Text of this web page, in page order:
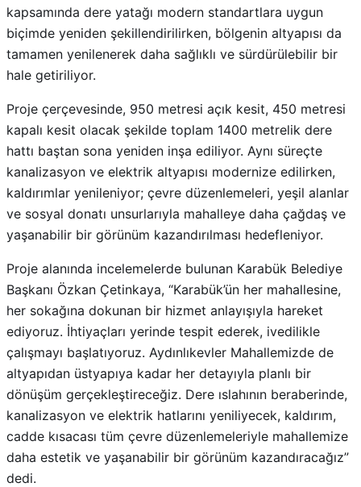
kapsamında dere yatağı modern standartlara uygun
biçimde yeniden şekillendirilirken, bölgenin altyapısı da
tamamen yenilenerek daha sağlıklı ve sürdürülebilir bir
hale getiriliyor.
Proje çerçevesinde, 950 metresi açık kesit, 450 metresi
kapalı kesit olacak şekilde toplam 1400 metrelik dere
hattı baştan sona yeniden inşa ediliyor. Aynı süreçte
kanalizasyon ve elektrik altyapısı modernize edilirken,
kaldırımlar yenileniyor; çevre düzenlemeleri, yeşil alanlar
ve sosyal donatı unsurlarıyla mahalleye daha çağdaş ve
yaşanabilir bir görünüm kazandırılması hedefleniyor.
Proje alanında incelemelerde bulunan Karabük Belediye
Başkanı Özkan Çetinkaya, “Karabük’ün her mahallesine,
her sokağına dokunan bir hizmet anlayışıyla hareket
ediyoruz. İhtiyaçları yerinde tespit ederek, ivedilikle
çalışmayı başlatıyoruz. Aydınlıkevler Mahallemizde de
altyapıdan üstyapıya kadar her detayıyla planlı bir
dönüşüm gerçekleştireceğiz. Dere ıslahının beraberinde,
kanalizasyon ve elektrik hatlarını yeniliyecek, kaldırım,
cadde kısacası tüm çevre düzenlemeleriyle mahallemize
daha estetik ve yaşanabilir bir görünüm kazandıracağız”
dedi.